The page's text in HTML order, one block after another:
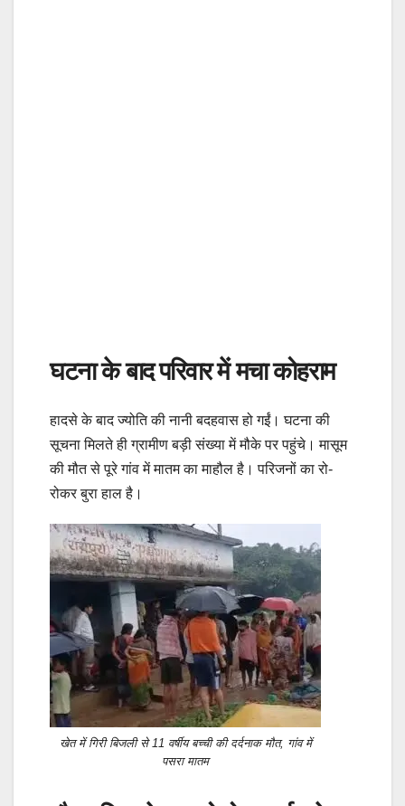
घटना के बाद परिवार में मचा कोहराम
हादसे के बाद ज्योति की नानी बदहवास हो गईं। घटना की
सूचना मिलते ही ग्रामीण बड़ी संख्या में मौके पर पहुंचे। मासूम
की मौत से पूरे गांव में मातम का माहौल है। परिजनों का रो-
रोकर बुरा हाल है।
खेत में गिरी बिजली से 11 वर्षीय बच्ची की दर्दनाक मौत, गांव में
पसरा मातम